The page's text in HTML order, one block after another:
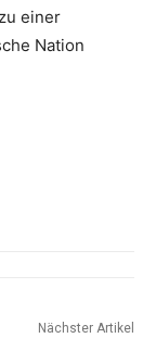
einer
Nation
Nächster Artikel